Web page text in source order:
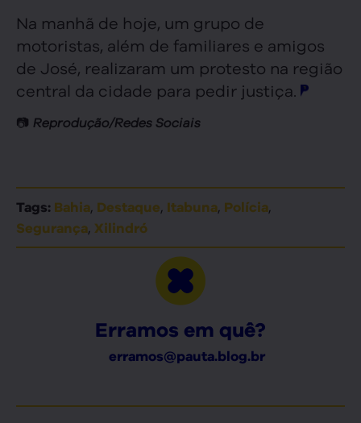
Na manhã de hoje, um grupo de
motoristas, além de familiares e amigos
de José, realizaram um protesto na região
central da cidade para pedir justiça.
📷 Reprodução/Redes Sociais
Tags: Bahia, Destaque, Itabuna, Polícia,
Segurança, Xilindró
Erramos em quê?
erramos@pauta.blog.br